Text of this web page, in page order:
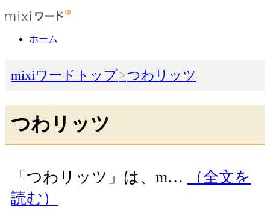
ホーム
mixiワードトップ つわリッツ
つわリッツ
「つわリッツ」は、m…
（全文を
読む）